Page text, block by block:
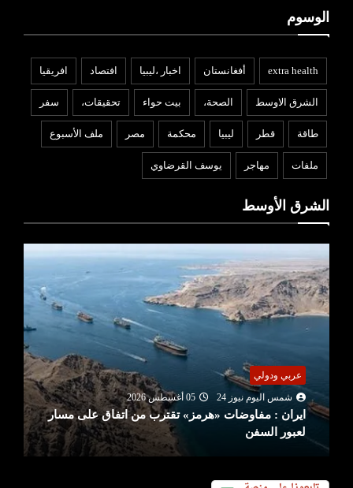
الوسوم
extra health أفغانستان اخبار ،ليبيا افتصاد افريقيا
الشرق الاوسط الصحة، بيت حواء تحقيقات، سفر
طاقة قطر ليبيا محكمة مصر ملف الأسبوع
ملفات مهاجر يوسف القرضاوي
الشرق الأوسط
عربي ودولي
شمس اليوم نيوز 24
05 أغسطس 2026
ايران : مفاوضات «هرمز» تقترب من اتفاق على مسار
لعبور السفن